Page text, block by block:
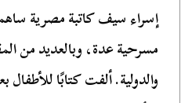
إسراء سيف كاتبة مصرية
مسرحية عدة، وبالعديد من
والدولية. ألفت كتابًا